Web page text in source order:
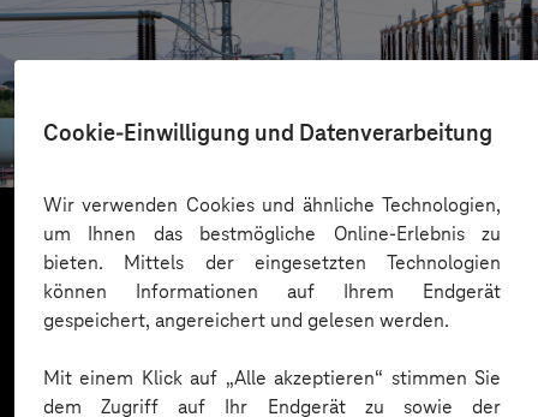
Cookie-Einwilligung und Datenverarbeitung
Wir verwenden Cookies und ähnliche Technologien,
um Ihnen das bestmögliche Online-Erlebnis zu
bieten. Mittels der eingesetzten Technologien
können Informationen auf Ihrem Endgerät
gespeichert, angereichert und gelesen werden.
Mit einem Klick auf „Alle akzeptieren“ stimmen Sie
dem Zugriff auf Ihr Endgerät zu sowie der
CRA-Security für digitale Produkte
Mehr laden